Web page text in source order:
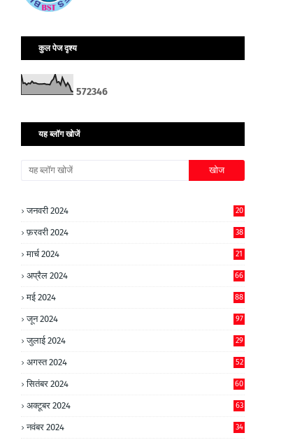
कुल पेज दृश्य
572346
यह ब्लॉग खोजें
जनवरी 2024 20
फ़रवरी 2024 38
मार्च 2024 21
अप्रैल 2024 66
मई 2024 88
जून 2024 97
जुलाई 2024 29
अगस्त 2024 52
सितंबर 2024 60
अक्टूबर 2024 63
नवंबर 2024 34